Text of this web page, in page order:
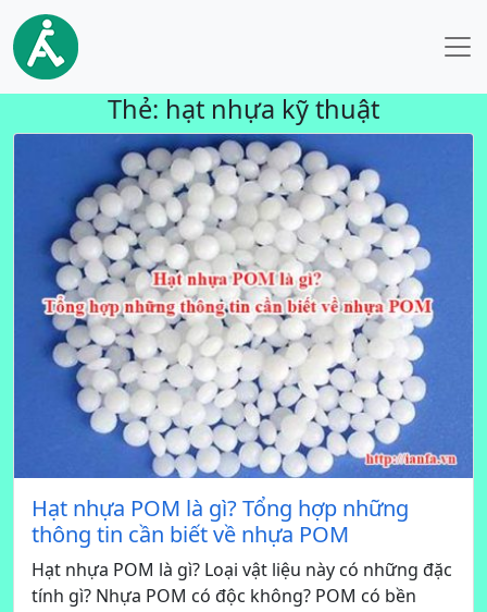
Thẻ: hạt nhựa kỹ thuật
Hạt nhựa POM là gì? Tổng hợp những
thông tin cần biết về nhựa POM
Hạt nhựa POM là gì? Loại vật liệu này có những đặc
tính gì? Nhựa POM có độc không? POM có bền